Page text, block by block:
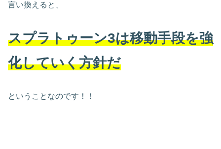
言い換えると、
スプラトゥーン3は移動手段を強
化していく方針だ
ということなのです！！